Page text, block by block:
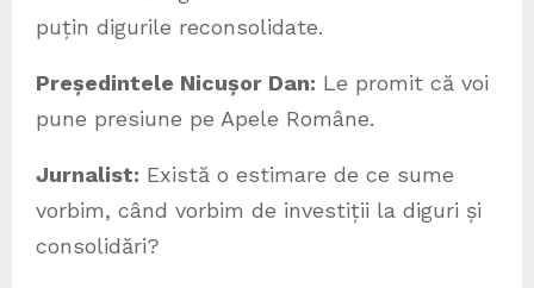
puțin digurile reconsolidate.
Președintele Nicușor Dan: Le promit că voi
pune presiune pe Apele Române.
Jurnalist: Există o estimare de ce sume
vorbim, când vorbim de investiții la diguri și
consolidări?